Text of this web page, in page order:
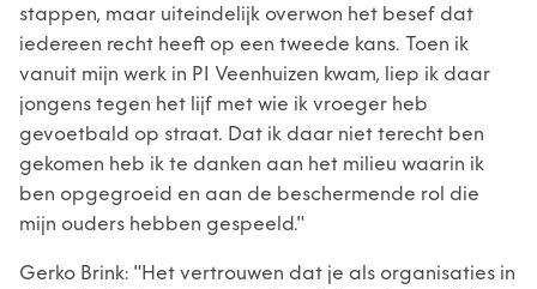
stappen, maar uiteindelijk overwon het besef dat
iedereen recht heeft op een tweede kans. Toen ik
vanuit mijn werk in PI Veenhuizen kwam, liep ik daar
jongens tegen het lijf met wie ik vroeger heb
gevoetbald op straat. Dat ik daar niet terecht ben
gekomen heb ik te danken aan het milieu waarin ik
ben opgegroeid en aan de beschermende rol die
mijn ouders hebben gespeeld."
Gerko Brink: "Het vertrouwen dat je als organisaties in